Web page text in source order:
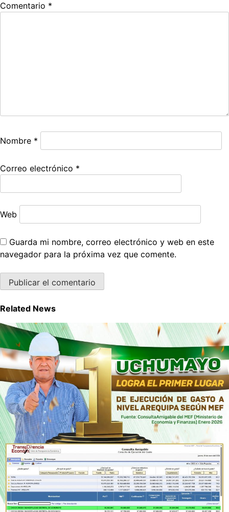
Comentario *
Nombre *
Correo electrónico *
Web
Guarda mi nombre, correo electrónico y web en este
navegador para la próxima vez que comente.
Related News